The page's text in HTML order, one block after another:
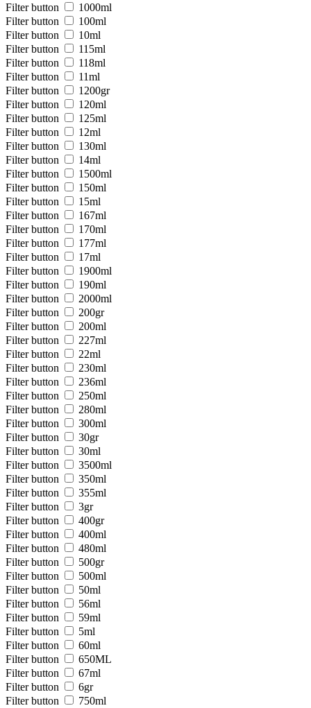
Filter button
1000ml
Filter button
100ml
Filter button
10ml
Filter button
115ml
Filter button
118ml
Filter button
11ml
Filter button
1200gr
Filter button
120ml
Filter button
125ml
Filter button
12ml
Filter button
130ml
Filter button
14ml
Filter button
1500ml
Filter button
150ml
Filter button
15ml
Filter button
167ml
Filter button
170ml
Filter button
177ml
Filter button
17ml
Filter button
1900ml
Filter button
190ml
Filter button
2000ml
Filter button
200gr
Filter button
200ml
Filter button
227ml
Filter button
22ml
Filter button
230ml
Filter button
236ml
Filter button
250ml
Filter button
280ml
Filter button
300ml
Filter button
30gr
Filter button
30ml
Filter button
3500ml
Filter button
350ml
Filter button
355ml
Filter button
3gr
Filter button
400gr
Filter button
400ml
Filter button
480ml
Filter button
500gr
Filter button
500ml
Filter button
50ml
Filter button
56ml
Filter button
59ml
Filter button
5ml
Filter button
60ml
Filter button
650ML
Filter button
67ml
Filter button
6gr
Filter button
750ml